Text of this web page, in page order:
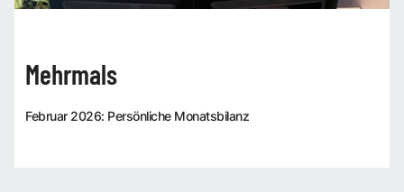
Mehrmals
Februar 2026: Persönliche Monatsbilanz